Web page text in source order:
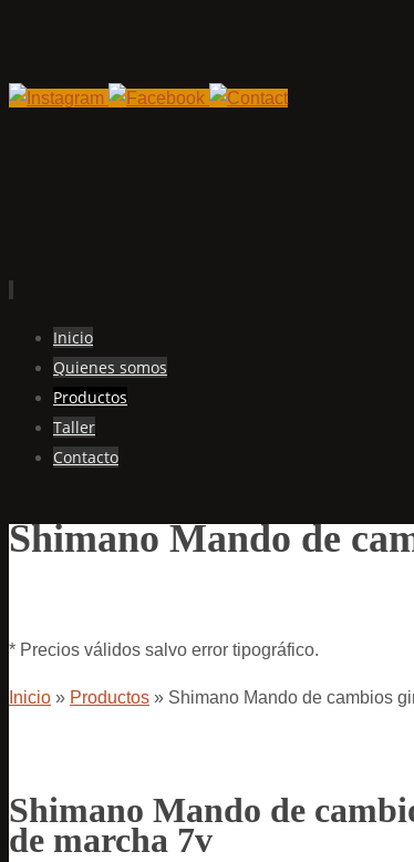
contenido
Inicio
Quienes somos
Productos
Taller
Contacto
Shimano Mando de
* Precios válidos salvo error tipográfico.
Inicio » Productos » Shimano Mando de cambios
Shimano Mando de
de marcha 7v